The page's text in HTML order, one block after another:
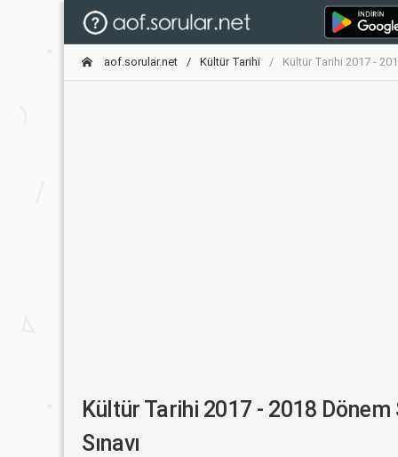
aof.sorular.net Kültür Tarihi Kültür Tarihi 2017 -
Kültür Tarihi 2017 - 2018 Dönem
Sınavı